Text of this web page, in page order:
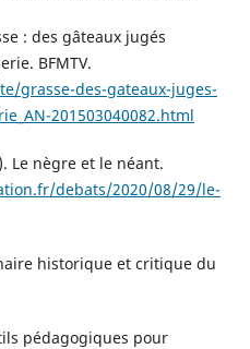
: des gâteaux jugés
BFMTV.
grasse-des-gateaux-juges-
201503040082.html
Le nègre et le néant.
debats/2020/08/29/le-
historique et critique du
pédagogiques pour